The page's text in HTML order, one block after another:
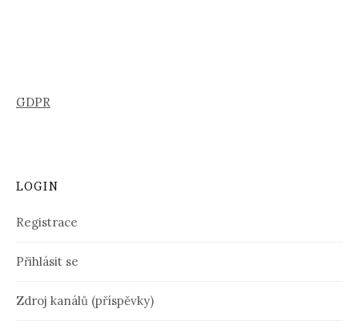
GDPR
LOGIN
Registrace
Přihlásit se
Zdroj kanálů (příspěvky)